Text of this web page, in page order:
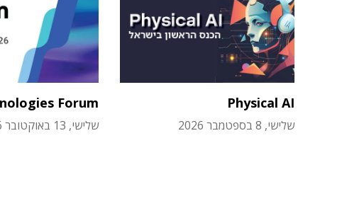
Physical AI
שלישי, 8 בספטמבר 2026
Forum
שלישי, 13 באוקטובר 2026